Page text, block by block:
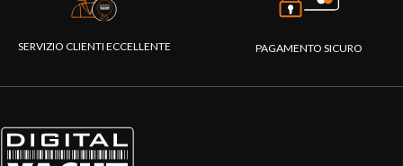
SERVIZIO CLIENTI ECCELLENTE PAGAMENTO SICURO